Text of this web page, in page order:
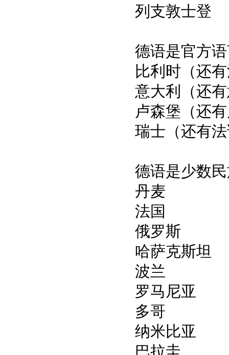
列支敦士登
德语是官方
比利时（还
意大利（还
卢森堡（还
瑞士（还有
德语是少数
丹麦
法国
俄罗斯
哈萨克斯坦
波兰
罗马尼亚
多哥
纳米比亚
巴拉圭